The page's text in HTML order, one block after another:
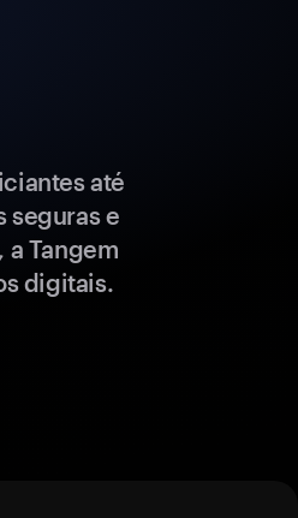
até
seguras e
Tangem
digitais.